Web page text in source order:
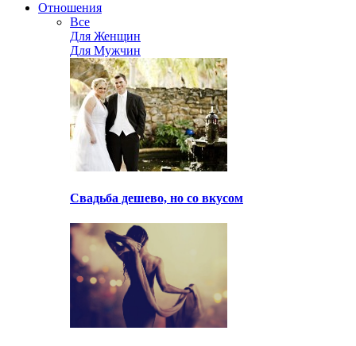
Отношения
Все
Для Женщин
Для Мужчин
Свадьба дешево, но со вкусом